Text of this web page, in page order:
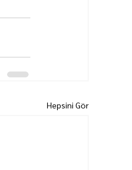
Hepsini Gör